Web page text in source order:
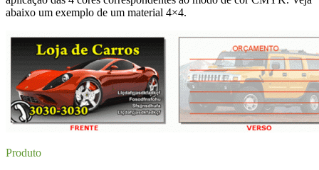
abaixo um exemplo de um material 4×4.
Produto